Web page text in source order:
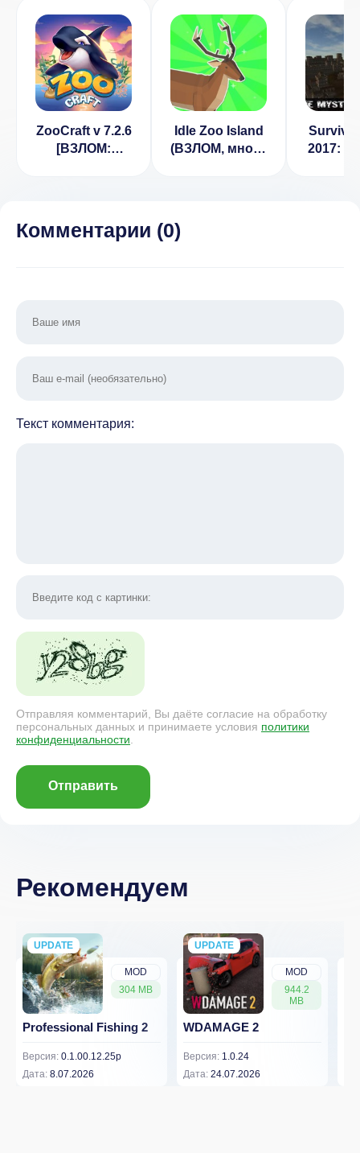
ZooCraft v 7.2.6
[ВЗЛОМ:
Idle Zoo Island
(ВЗЛОМ, много
2017:
Комментарии (0)
Текст комментария:
Отправляя комментарий, Вы даёте согласие на обработку
персональных данных и принимаете условия политики
конфиденциальности
Отправить
Рекомендуем
MOD
304 MB
UPDATE
NEW
Professional Fishing 2
Версия: 0.1.00.12.25p
Дата: 8.07.2026
MOD
944.2
MB
UPDATE
NEW
WDAMAGE 2
Версия: 1.0.24
Дата: 24.07.2026